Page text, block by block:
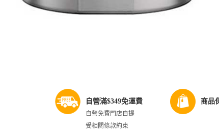
自營滿$349免運費
自營免費門店自提
受相關條款約束
商品